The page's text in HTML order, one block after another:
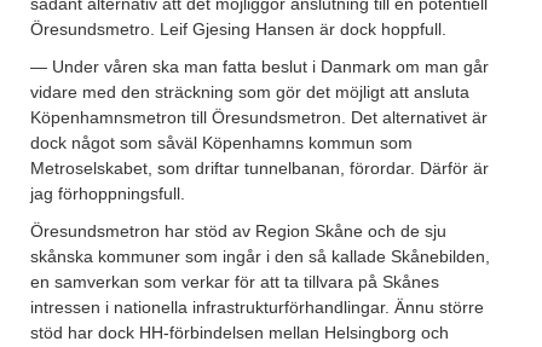
sådant alternativ att det möjliggör anslutning till en potentiell
Öresundsmetro. Leif Gjesing Hansen är dock hoppfull.
— Under våren ska man fatta beslut i Danmark om man går
vidare med den sträckning som gör det möjligt att ansluta
Köpenhamnsmetron till Öresundsmetron. Det alternativet är
dock något som såväl Köpenhamns kommun som
Metroselskabet, som driftar tunnelbanan, förordar. Därför är
jag förhoppningsfull.
Öresundsmetron har stöd av Region Skåne och de sju
skånska kommuner som ingår i den så kallade Skånebilden,
en samverkan som verkar för att ta tillvara på Skånes
intressen i nationella infrastrukturförhandlingar. Ännu större
stöd har dock HH-förbindelsen mellan Helsingborg och